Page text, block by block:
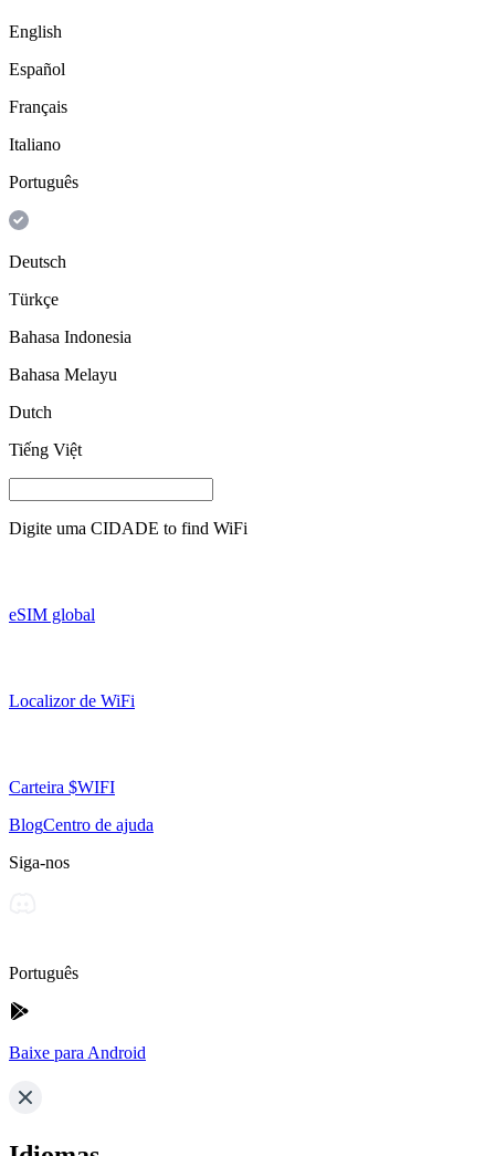
English
Español
Français
Italiano
Português
Deutsch
Türkçe
Bahasa Indonesia
Bahasa Melayu
Dutch
Tiếng Việt
Digite uma CIDADE to find WiFi
eSIM global
Localizor de WiFi
Carteira $WIFI
BlogCentro de ajuda
Siga-nos
Português
Baixe para Android